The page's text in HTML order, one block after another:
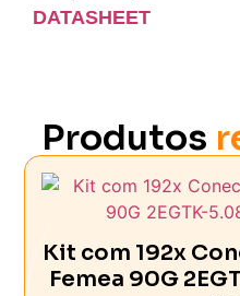
DATASHEET
Produtos
Kit com 192x
Femea 90G